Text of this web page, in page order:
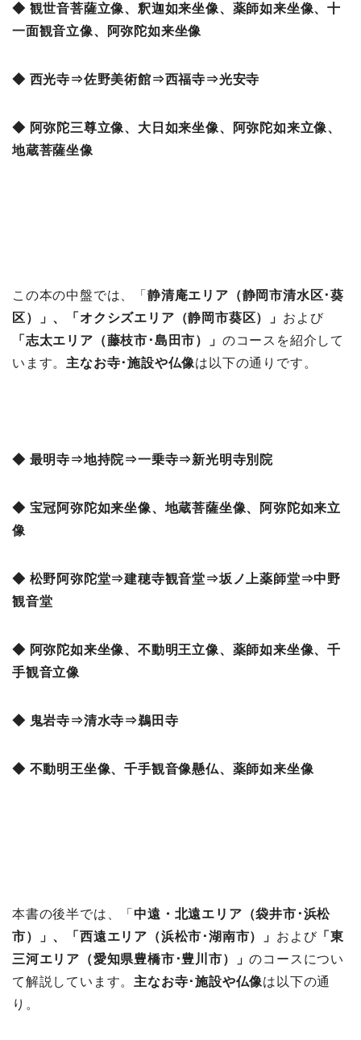
◆ 観世音菩薩立像、釈迦如来坐像、薬師如来坐像、十
一面観音立像、阿弥陀如来坐像
◆ 西光寺⇒佐野美術館⇒西福寺⇒光安寺
◆ 阿弥陀三尊立像、大日如来坐像、阿弥陀如来立像、
地蔵菩薩坐像
この本の中盤では、「 静清庵エリア（静岡市清水区･葵
区）」、「 オクシズエリア（静岡市葵区）」 および
「 志太エリア（藤枝市･島田市）」 のコースを紹介して
います。 主なお寺･施設や仏像は以下の通りです。
◆ 最明寺⇒地持院⇒一乗寺⇒新光明寺別院
◆ 宝冠阿弥陀如来坐像、地蔵菩薩坐像、阿弥陀如来立
像
◆ 松野阿弥陀堂⇒建穂寺観音堂⇒坂ノ上薬師堂⇒中野
観音堂
◆ 阿弥陀如来坐像、不動明王立像、薬師如来坐像、千
手観音立像
◆ 鬼岩寺⇒清水寺⇒鵜田寺
◆ 不動明王坐像、千手観音像懸仏、薬師如来坐像
本書の後半では、「中遠・北遠エリア（袋井市･浜松
市）」、「 西遠エリア（浜松市･湖南市）」 および「東
三河エリア（愛知県豊橋市･豊川市）」のコースについ
て解説しています。 主なお寺･施設や仏像は以下の通
り。